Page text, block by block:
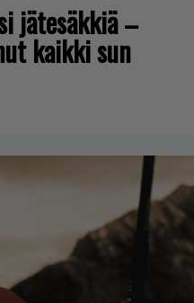
jätesäkkiä –
kaikki sun